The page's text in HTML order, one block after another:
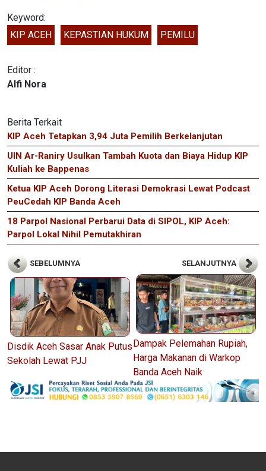
Keyword:
KIP ACEH
KEPASTIAN HUKUM PEMILU
Editor :
Alfi Nora
Berita Terkait
KIP Aceh Tetapkan 3,94 Juta Pemilih Berkelanjutan
UIN Ar-Raniry Usulkan Tambah Kuota dan Biaya Hidup KIP
Kuliah ke Bappenas
Ketua KIP Aceh Dorong Literasi Demokrasi Lewat Podcast
PeuCedah KIP Banda Aceh
18 Parpol Nasional Perbarui Data di SIPOL, KIP Aceh:
Parpol Lokal Nihil Pemutakhiran
SEBELUMNYA
Disdik Aceh Sasar Anak Putus
Sekolah Lewat PJJ
SELANJUTNYA
Dampak Pelemahan Rupiah,
Harga Makanan di Warkop
Banda Aceh Naik